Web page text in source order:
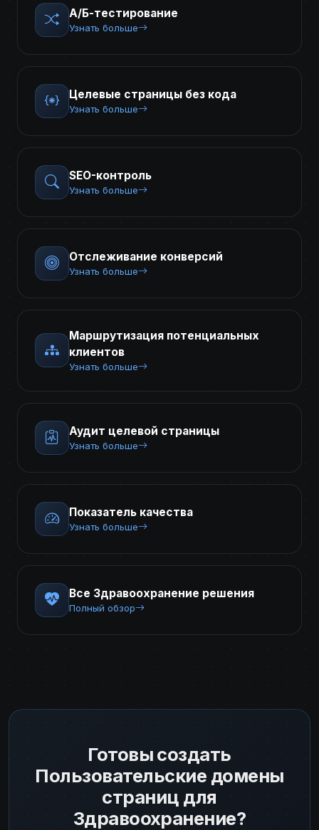
А/Б-тестирование
Узнать больше
Целевые страницы без кода
Узнать больше
SEO-контроль
Узнать больше
Отслеживание конверсий
Узнать больше
Маршрутизация потенциальных
клиентов
Узнать больше
Аудит целевой страницы
Узнать больше
Показатель качества
Узнать больше
Все Здравоохранение решения
Полный обзор
Готовы создать
Пользовательские домены
страниц для
Здравоохранение?